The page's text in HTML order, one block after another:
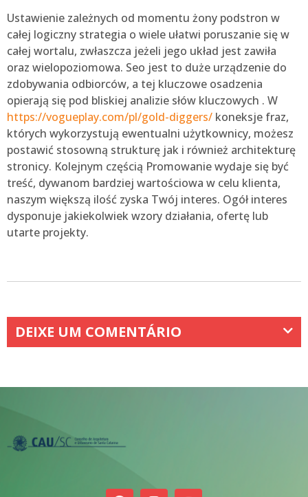
Ustawienie zależnych od momentu żony podstron w
całej logiczny strategia o wiele ułatwi poruszanie się w
całej wortalu, zwłaszcza jeżeli jego układ jest zawiła
oraz wielopoziomowa. Seo jest to duże urządzenie do
zdobywania odbiorców, a tej kluczowe osadzenia
opierają się pod bliskiej analizie słów kluczowych . W
https://vogueplay.com/pl/gold-diggers/ koneksje fraz,
których wykorzystują ewentualni użytkownicy, możesz
postawić stosowną strukturę jak i również architekturę
stronicy. Kolejnym częścią Promowanie wydaje się być
treść, dywanom bardziej wartościowa w celu klienta,
naszym większą ilość zyska Twój interes. Ogół interes
dysponuje jakiekolwiek wzory działania, ofertę lub
utarte projekty.
DEIXE UM COMENTÁRIO